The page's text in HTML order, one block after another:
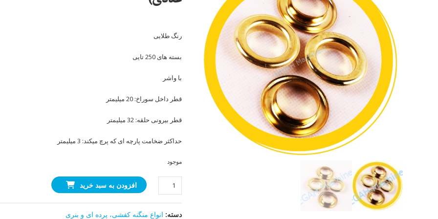
رنگ طلایی
بسته های 250 تایی
با واشر
قطر داخل سوراخ: 20 میلیمتر
قطر بیرونی حلقه: 32 میلیمتر
حداکثر ضخامت پارچه ای که پرچ میکند: 3 میلیمتر
موجود
منگنه
32(بنری
و
پرده
افزودن به سبد خرید
دسته: انواع منگنه کفشی، پرده ای و بنری